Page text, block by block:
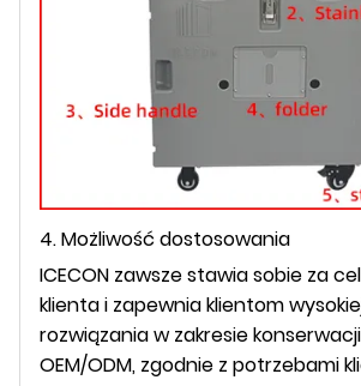
4. Możliwość dostosowania
ICECON zawsze stawia sobie za
klienta i zapewnia klientom
rozwiązania w zakresie
OEM/ODM, zgodnie z potrzebami